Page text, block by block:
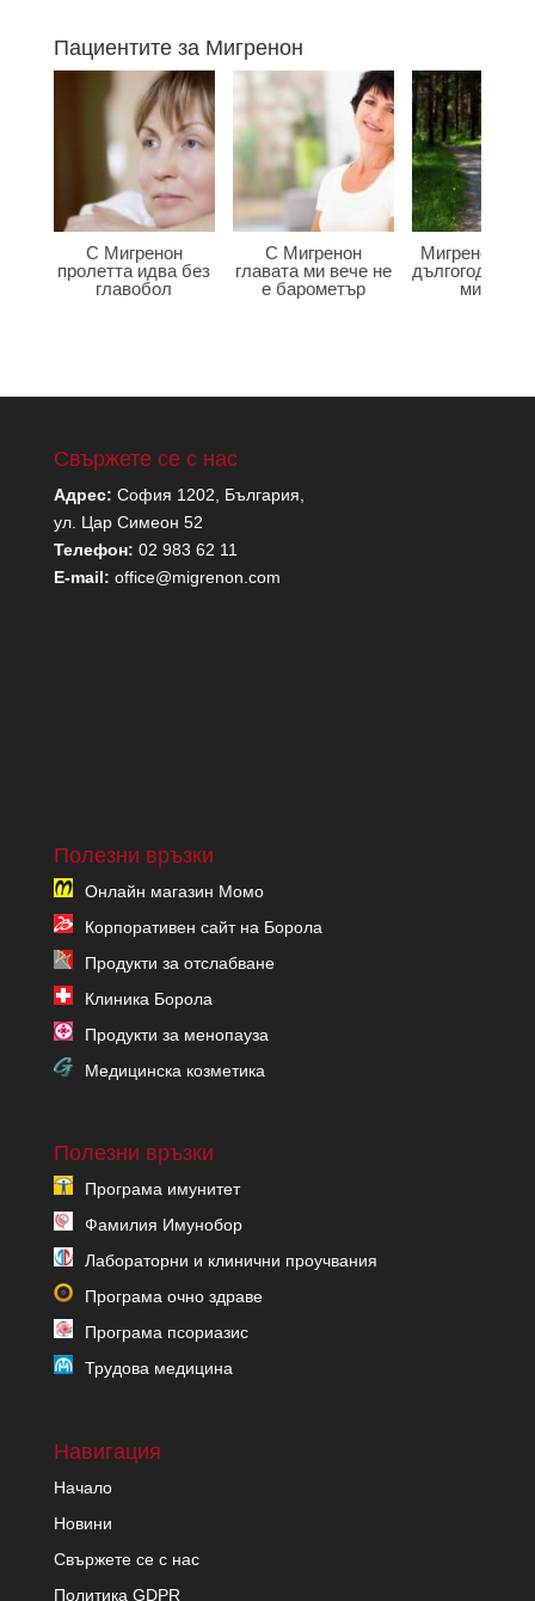
Пациентите за Мигренон
С Мигренон
пролетта идва без
главобол
С Мигренон
главата ми вече не
е барометър
Мигренон
мигрена
Свържете се с нас
Адрес: София 1202, България,
ул. Цар Симеон 52
Телефон: 02 983 62 11
E-mail: office@migrenon.com
Полезни връзки
Онлайн магазин Момо
Корпоративен сайт на Борола
Продукти за отслабване
Клиника Борола
Продукти за менопауза
Медицинска козметика
Полезни връзки
Програма имунитет
Фамилия Имунобор
Лабораторни и клинични проучвания
Програма очно здраве
Програма псориазис
Трудова медицина
Навигация
Начало
Новини
Свържете се с нас
Политика GDPR